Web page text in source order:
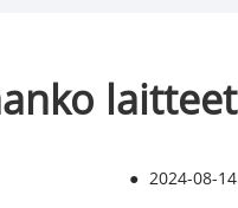
● 2024-08-14